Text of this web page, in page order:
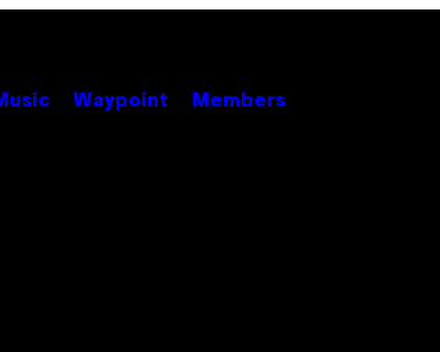
Waypoint Members